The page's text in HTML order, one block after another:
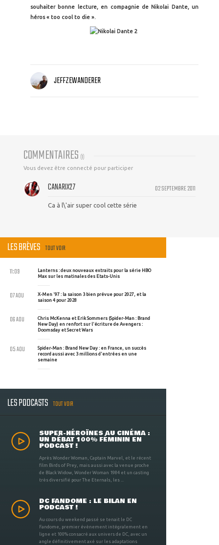
souhaiter bonne lecture, en compagnie de Nikolai Dante, un
héros « too cool to die ».
JEFFZEWANDERER
COMMENTAIRES (1)
Vous devez être connecté pour participer
02 SEPTEMBRE 2011
CANARIX27
Ca à l\'air super cool cette série
LES BRÈVES TOUT VOIR
Lanterns : deux nouveaux extraits pour la série HBO
Max sur les matinales des Etats-Unis
11:09
X-Men '97 : la saison 3 bien prévue pour 2027, et la
saison 4 pour 2028
07 AOU
Chris McKenna et Erik Sommers (Spider-Man : Brand
New Day) en renfort sur l'écriture de Avengers :
Doomsday et Secret Wars
06 AOU
Spider-Man : Brand New Day : en France, un succès
record aussi avec 3 millions d'entrées en une
semaine
05 AOU
LES PODCASTS TOUT VOIR
SUPER-HÉROÏNES AU CINÉMA :
UN DÉBAT 100% FÉMININ EN
PODCAST !
Après Wonder Woman, Captain Marvel, et le récent
film Birds of Prey, mais aussi avec la venue proche
de Black Widow, Wonder Woman 1984 et un casting
très diversifié pour The Eternals, les ...
DC FANDOME : LE BILAN EN
PODCAST !
Au cours du weekend passé se tenait le DC
Fandome, premier évènement intégralement en
ligne et 100% consacré aux univers de DC, avec un
angle définitivement axé sur les adaptations